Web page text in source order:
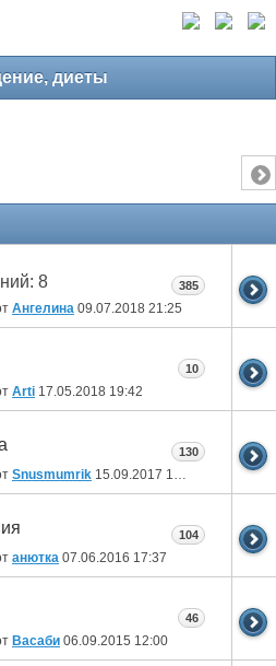
диеты
Ангелина 09.07.2018 21:25
385
Arti 17.05.2018 19:42
10
Snusmumrik 15.09.2017 10:17
130
анютка 07.06.2016 17:37
104
Васаби 06.09.2015 12:00
46